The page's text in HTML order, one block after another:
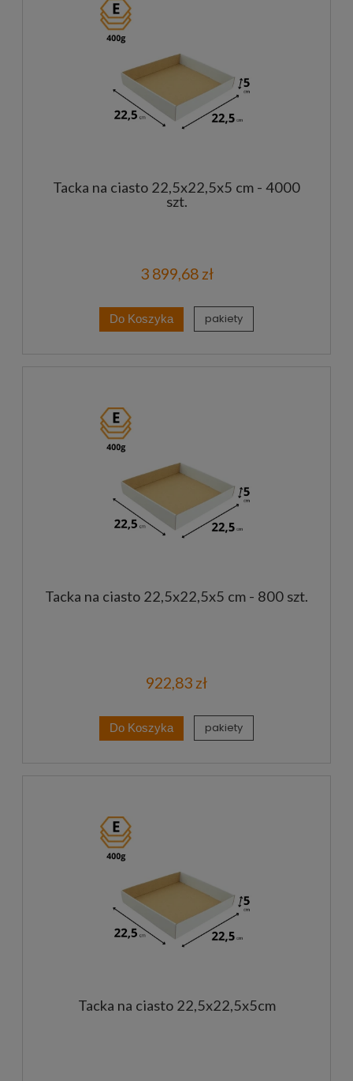
Tacka na ciasto 22,5x22,5x5 cm - 4000
szt.
3 899,68 zł
Do Koszyka pakiety
Tacka na ciasto 22,5x22,5x5 cm - 800 szt.
922,83 zł
Do Koszyka pakiety
Tacka na ciasto 22,5x22,5x5cm